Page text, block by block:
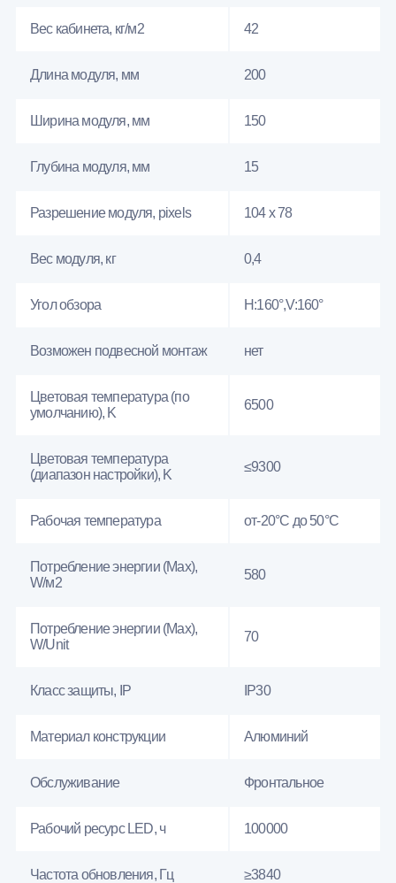
Вес кабинета, кг/м2 42
Длина модуля, мм 200
Ширина модуля, мм 150
Глубина модуля, мм 15
Разрешение модуля, pixels 104 x 78
Вес модуля, кг 0,4
Угол обзора H:160°,V:160°
Возможен подвесной монтаж нет
Цветовая температура (по
умолчанию), K
6500
Цветовая температура
(диапазон настройки), K
≤9300
Рабочая температура от-20°C до 50°C
Потребление энергии (Max),
W/м2
580
Потребление энергии (Max),
W/Unit
70
Класс защиты, IP IP30
Материал конструкции Алюминий
Обслуживание Фронтальное
Рабочий ресурс LED, ч 100000
Частота обновления, Гц ≥3840